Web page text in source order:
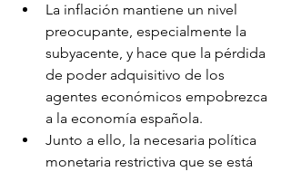
La inflación mantiene un nivel
preocupante, especialmente la
subyacente, y hace que la pérdida
de poder adquisitivo de los
agentes económicos empobrezca
a la economía española.
Junto a ello, la necesaria política
monetaria restrictiva que se está